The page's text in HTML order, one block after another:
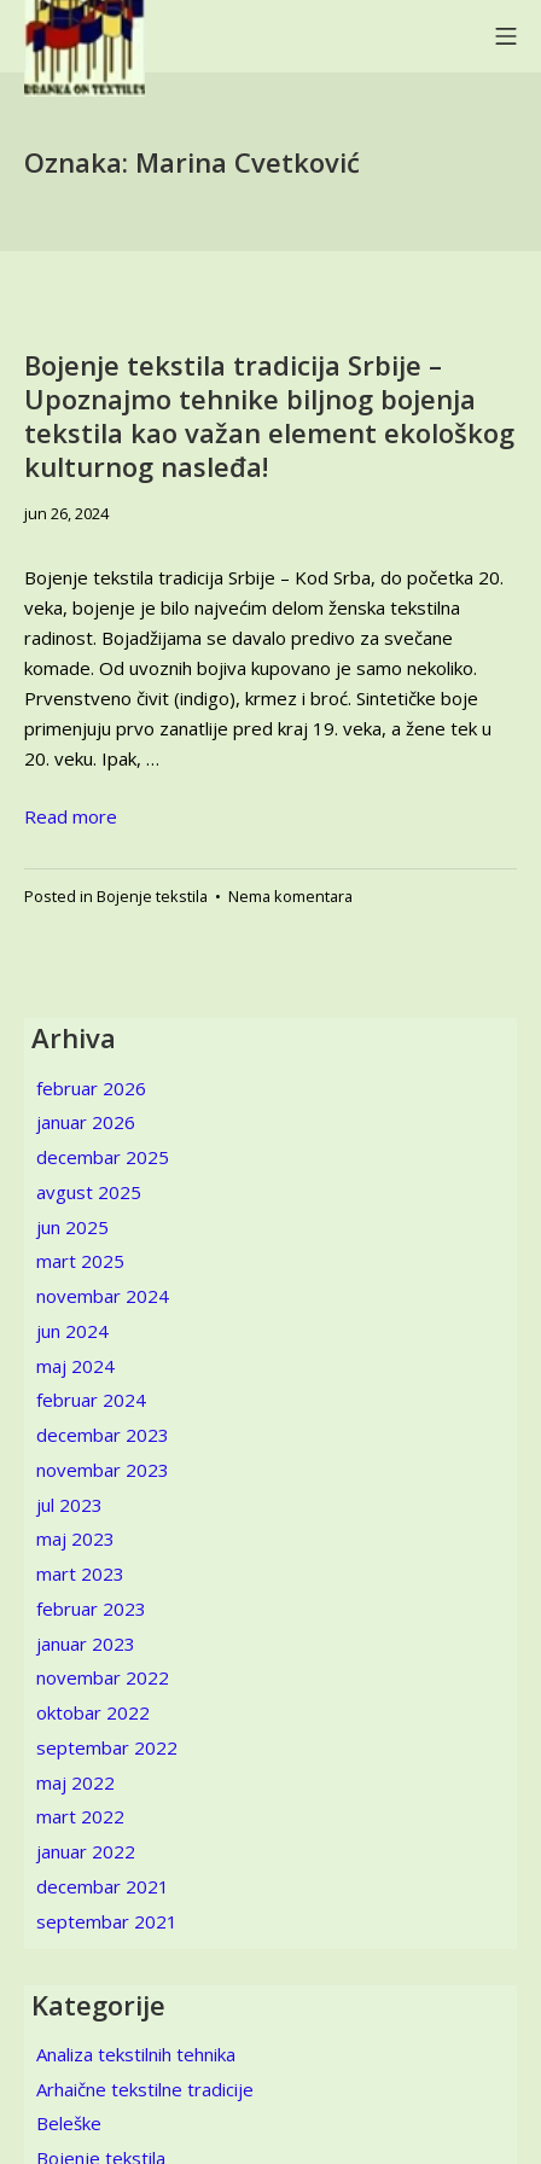
content
Oznaka: Marina Cvetković
Bojenje tekstila tradicija Srbije –
Upoznajmo tehnike biljnog bojenja
tekstila kao važan element ekološkog
kulturnog nasleđa!
jun 26, 2024jun
Bojenje tekstila tradicija Srbije – Kod Srba, do početka 20.
veka, bojenje je bilo najvećim delom ženska tekstilna
radinost. Bojadžijama se davalo predivo za svečane
komade. Od uvoznih bojiva kupovano je samo nekoliko.
Prvenstveno čivit (indigo), krmez i broć. Sintetičke boje
primenjuju prvo zanatlije pred kraj 19. veka, a žene tek u
20. veku. Ipak, …
Read more
Posted in Bojenje tekstila • Nema komentara
Arhiva
februar 2026
januar 2026
decembar 2025
avgust 2025
jun 2025
mart 2025
novembar 2024
jun 2024
maj 2024
februar 2024
decembar 2023
novembar 2023
jul 2023
maj 2023
mart 2023
februar 2023
januar 2023
novembar 2022
oktobar 2022
septembar 2022
maj 2022
mart 2022
januar 2022
decembar 2021
septembar 2021
Kategorije
Analiza tekstilnih tehnika
Arhaične tekstilne tradicije
Beleške
Bojenje tekstila